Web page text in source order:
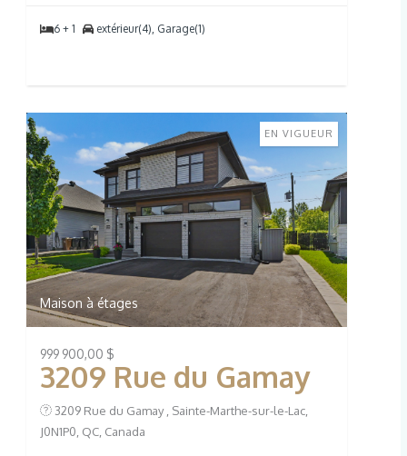
6 + 1 extérieur(4), Garage(1)
Maison à étages
EN VIGUEUR
999 900,00 $
3209 Rue du Gamay
3209 Rue du Gamay , Sainte-Marthe-sur-le-Lac,
J0N1P0, QC, Canada